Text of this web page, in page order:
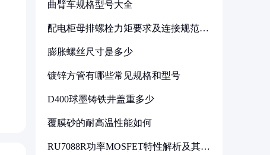
曲臂车规格型号大全
配电柜母排螺栓力矩要求及连接规范详
膨胀螺丝尺寸是多少
镀锌方管有哪些常见规格和型号
D400球墨铸铁井盖重多少
覆膜砂的耐高温性能如何
RU7088R功率MOSFET特性解析及其在